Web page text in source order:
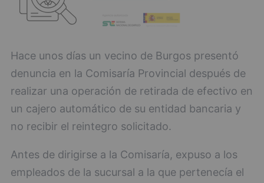
Hace unos días un vecino de Burgos presentó
denuncia en la Comisaría Provincial después de
realizar una operación de retirada de efectivo en
un cajero automático de su entidad bancaria y
no recibir el reintegro solicitado.
Antes de dirigirse a la Comisaría, expuso a los
empleados de la sucursal a la que pertenecía el